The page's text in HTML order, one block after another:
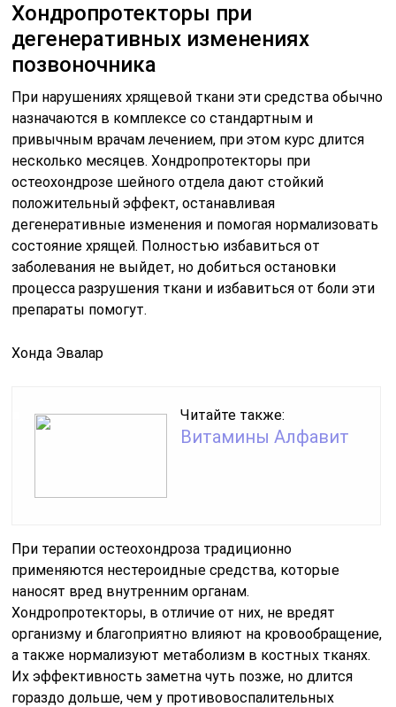
Хондропротекторы при
дегенеративных изменениях
позвоночника
При нарушениях хрящевой ткани эти средства обычно
назначаются в комплексе со стандартным и
привычным врачам лечением, при этом курс длится
несколько месяцев. Хондропротекторы при
остеохондрозе шейного отдела дают стойкий
положительный эффект, останавливая
дегенеративные изменения и помогая нормализовать
состояние хрящей. Полностью избавиться от
заболевания не выйдет, но добиться остановки
процесса разрушения ткани и избавиться от боли эти
препараты помогут.
Хонда Эвалар
Читайте также:
Витамины Алфавит
При терапии остеохондроза традиционно
применяются нестероидные средства, которые
наносят вред внутренним органам.
Хондропротекторы, в отличие от них, не вредят
организму и благоприятно влияют на кровообращение,
а также нормализуют метаболизм в костных тканях.
Их эффективность заметна чуть позже, но длится
гораздо дольше, чем у противовоспалительных